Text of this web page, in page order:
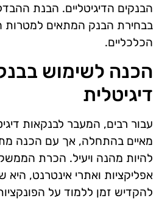
הבנקים הדיגיטליים. הבנת
בבחירת הבנק המתאים למטרות
הכלכליים.
הכנה לשימוש
דיגיטלית
עבור רבים, המעבר לבנקאות
מאיים בהתחלה, אך עם הכנה
להיות מהנה ויעיל. הכרת
אפליקציות ואתרי אינטרנט, היא
להקדיש זמן ללמוד על